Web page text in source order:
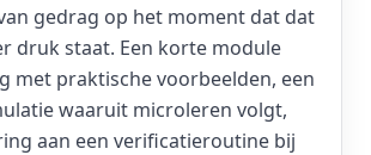
gedrag op het moment dat dat
druk staat. Een korte module
met praktische voorbeelden, een
waaruit microleren volgt,
aan een verificatieroutine bij